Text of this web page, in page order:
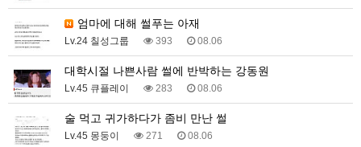
엄마에 대해 썰푸는 아재
Lv.24 칠성그룹 393 08.06
대학시절 나쁜사람 썰에 반박하는 강동원
Lv.45 큐플레이 283 08.06
술 먹고 귀가하다가 좀비 만난 썰
Lv.45 몽둥이 271 08.06